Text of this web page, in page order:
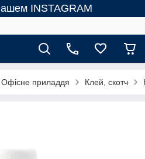
INSTAGRAM
Офісне приладдя Клей, скотч